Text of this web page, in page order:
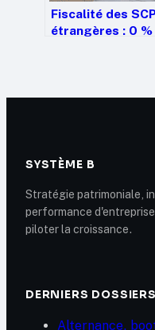
Fiscalité des
étrangères : 0 %
neutraliser la
SYSTÈME B
Stratégie patrimoniale,
performance
piloter la croissance.
DERNIERS DOSSIERS
Alternance,